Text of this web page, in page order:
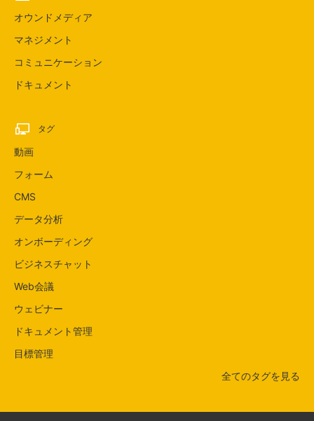
オウンドメディア
マネジメント
コミュニケーション
ドキュメント
タグ
動画
フォーム
CMS
データ分析
オンボーディング
ビジネスチャット
Web会議
ウェビナー
ドキュメント管理
目標管理
全てのタグを見る